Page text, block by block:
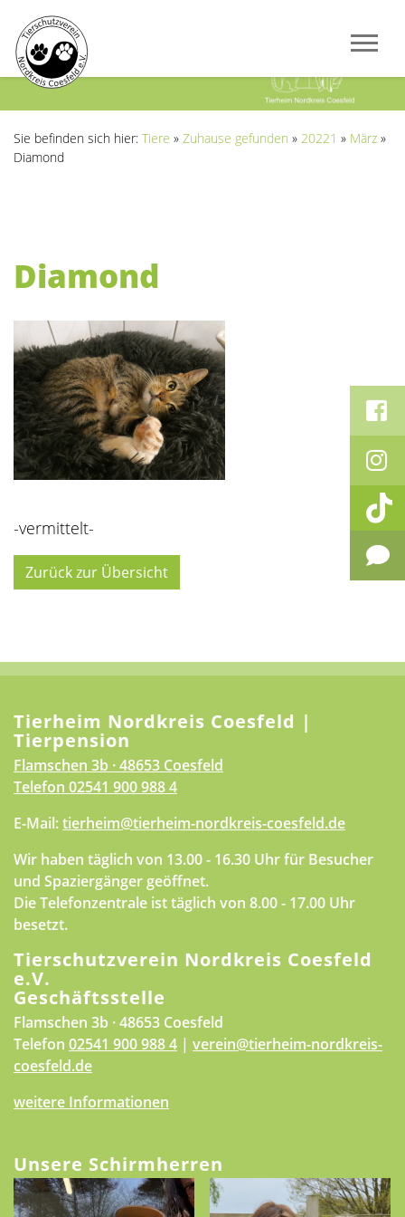
Sie befinden sich hier: Tiere » Zuhause gefunden » 20221 » März »
Diamond
Diamond
-vermittelt-
Zurück zur Übersicht
Tierheim Nordkreis Coesfeld |
Tierpension
Flamschen 3b · 48653 Coesfeld
Telefon 02541 900 988 4
E-Mail:tierheim@tierheim-nordkreis-coesfeld.de
Wir haben täglich von 13.00 - 16.30 Uhr für Besucher
und Spaziergänger geöffnet.
Die Telefonzentrale ist täglich von 8.00 - 17.00 Uhr
besetzt.
Tierschutzverein Nordkreis Coesfeld
e.V.
Geschäftsstelle
Flamschen 3b · 48653 Coesfeld
Telefon 02541 900 988 4 | verein@tierheim-nordkreis-
coesfeld.de
weitere Informationen
Unsere Schirmherren